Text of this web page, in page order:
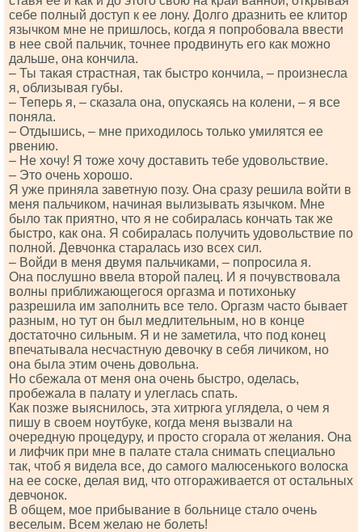
себе полный доступ к ее лону. Долго дразнить ее клитор
язычком мне не пришлось, когда я попробовала ввести
в нее свой пальчик, точнее продвинуть его как можно
дальше, она кончила.
– Ты такая страстная, так быстро кончила, – произнесла
я, облизывая губы.
– Теперь я, – сказала она, опускаясь на колени, – я все
поняла.
– Отдышись, – мне приходилось только умилятся ее
рвению.
– Не хочу! Я тоже хочу доставить тебе удовольствие.
– Это очень хорошо.
Я уже приняла заветную позу. Она сразу решила войти в
меня пальчиком, начиная вылизывать язычком. Мне
было так приятно, что я не собиралась кончать так же
быстро, как она. Я собиралась получить удовольствие по
полной. Девчонка старалась изо всех сил.
– Войди в меня двумя пальчиками, – попросила я.
Она послушно ввела второй палец. И я почувствовала
волны приближающегося оргазма и потихоньку
разрешила им заполнить все тело. Оргазм часто бывает
разным, но тут он был медлительным, но в конце
достаточно сильным. Я и не заметила, что под конец
впечатывала несчастную девочку в себя личиком, но
она была этим очень довольна.
Но сбежала от меня она очень быстро, оделась,
пробежала в палату и улеглась спать.
Как позже выяснилось, эта хитрюга углядела, о чем я
пишу в своем ноутбуке, когда меня вызвали на
очередную процедуру, и просто сгорала от желания. Она
и лифчик при мне в палате стала снимать специально
так, чтоб я видела все, до самого малюсенького волоска
на ее соске, делая вид, что отгораживается от остальных
девчонок.
В общем, мое прибывание в больнице стало очень
веселым. Всем желаю не болеть!